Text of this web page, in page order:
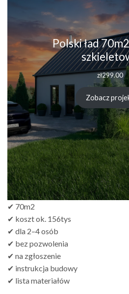
Polski ład
zł299.00
Zobacz
✔ 70m2
✔ koszt ok. 156tys
✔ dla 2–4 osób
✔ bez pozwolenia
✔ na zgłoszenie
✔ instrukcja budowy
✔ lista materiałów